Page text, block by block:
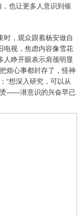
也让更多人意识到催
时，观众跟着杨安做自
电视，焦虑内容像雪花
睁开眼表示肩颈明显
烦心事都封存了，怪神
“想深入研究，可以从
烫——潜意识的兴奋早已